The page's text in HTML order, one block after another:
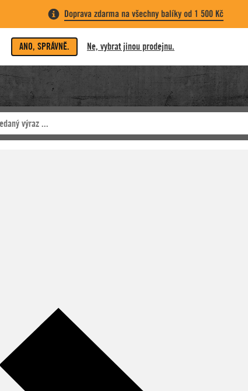
Doprava zdarma na všechny balíky od 1 500 Kč
ANO, SPRÁVNĚ. Ne, vybrat jinou prodejnu.